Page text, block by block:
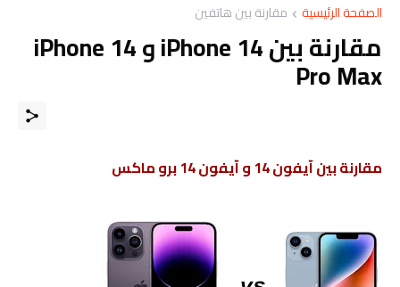
الصفحة الرئيسية مقارنة بين هاتفين
مقارنة بين iPhone 14 و iPhone 14
Pro Max
مقارنة بين آيفون 14 و آيفون 14 برو ماكس